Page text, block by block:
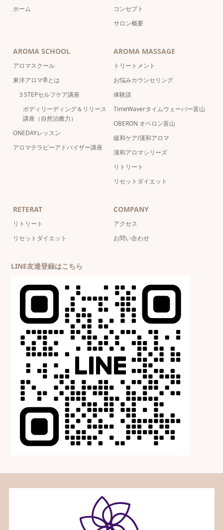
ホーム
コンセプト
サロン概要
AROMA SCHOOL
アロマスクール
東洋アロマ®とは
３STEPセルフケア講座
ボディリーディング＆リリース
講座（自然治癒力）
ONEDAYレッスン
アロマテラピーアドバイザー講座
AROMA MASSAGE
トリートメント
お悩みカウンセリング
体験談
TimeWaverタイムウェーバー富山
OBERON オベロン富山
緩和ケア/漢和アロマ
漢和アロマシリーズ
リトリート
リセットダイエット
RETERAT
リトリート
リセットダイエット
COMPANY
アクセス
お問い合わせ
LINE友達登録はこちら